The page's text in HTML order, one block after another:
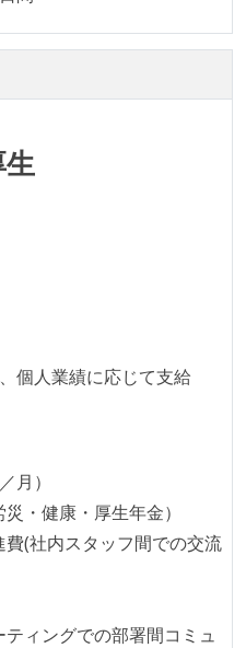
、途中の成果を随時確認し
機能を柔軟に調整する形
り1年以上ビハインドし
を実施している
おり、日常的に実施して
チーム全体で遵守するよ
ドに単体テストを記述、実
テストを記述、実施してい
個人業績に応じて支給
月）
・健康・厚生年金）
(社内スタッフ間での交流
ィングでの部署間コミュ